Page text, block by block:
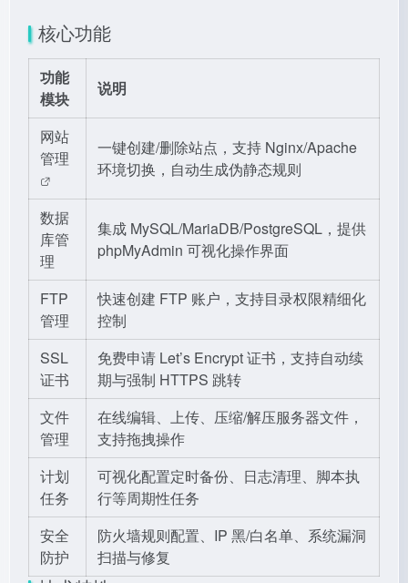
核心功能
功能
模块
说明
网站
管理
一键创建/删除站点，支持 Nginx/Apache
环境切换，自动生成伪静态规则
数据
库管
理
集成 MySQL/MariaDB/PostgreSQL，提供
phpMyAdmin 可视化操作界面
FTP
管理
快速创建 FTP 账户，支持目录权限精细化
控制
SSL
证书
免费申请 Let’s Encrypt 证书，支持自动续
期与强制 HTTPS 跳转
文件
管理
在线编辑、上传、压缩/解压服务器文件，
支持拖拽操作
计划
任务
可视化配置定时备份、日志清理、脚本执
行等周期性任务
安全
防护
防火墙规则配置、IP 黑/白名单、系统漏洞
扫描与修复